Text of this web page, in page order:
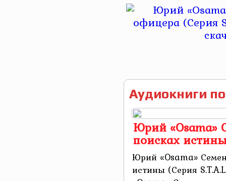
Аудиокниги
Юрий «Osama»
поисках истины
Юрий «Osama»
истины (Серия